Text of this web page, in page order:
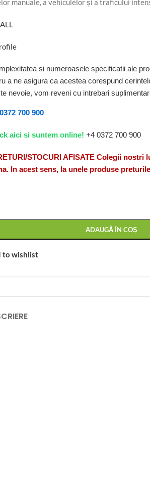
manuale, a vehiculelor și a traficului
si numeroasele specificatii ale
a ne asigura ca acestea corespund
nevoie, vom reveni cu intrebari
700 900
aici si suntem online! +4 0372 700 900
STOCURI AFISATE Colegii
In acest sens, la unele produse
ADAUGĂ ÎN COȘ
to wishlist